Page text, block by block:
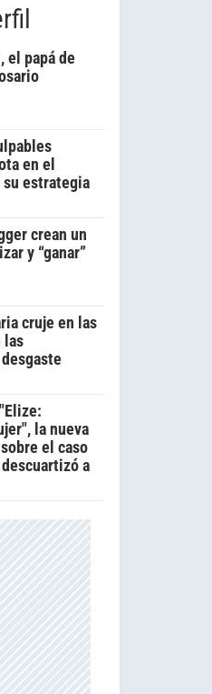
el papá de
en el
su estrategia
crean un
y “ganar”
cruje en las
las
la nueva
el caso
a